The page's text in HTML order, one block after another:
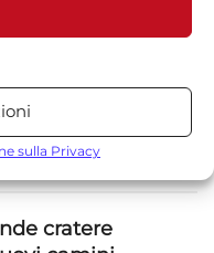
del consenso nella parte
o accedervi, Misurare le
dei contenuti,
diverse.
sulla Privacy
cratere